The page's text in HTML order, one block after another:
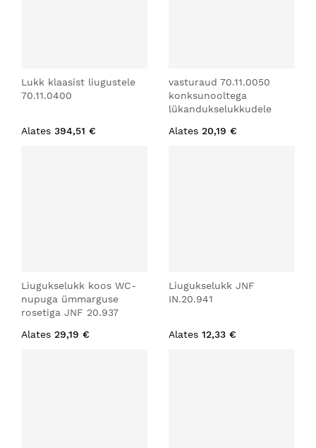
Lukk klaasist liugustele
70.11.0400
Alates 394,51 €
vasturaud 70.11.0050
konksunooltega
lükandukselukkudele
Alates 20,19 €
Liugukselukk koos WC-
nupuga ümmarguse
rosetiga JNF 20.937
Alates 29,19 €
Liugukselukk JNF
IN.20.941
Alates 12,33 €